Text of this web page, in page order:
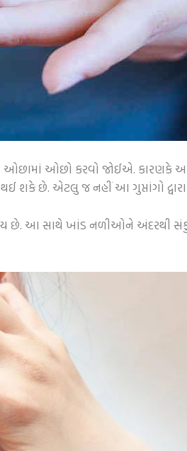
ઓછામાં ઓછો કરવો જોઈએ.
શકે છે. એટલુ જ નહીં આ ગુપ્તાંગો
છે. આ સાથે ખાંડ નળીઓને અંદરથી